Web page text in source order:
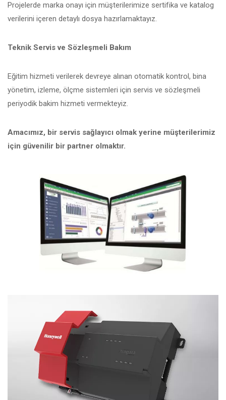
Projelerde marka onayı için müşterilerimize sertifika ve katalog
verilerini içeren detaylı dosya hazırlamaktayız.
Teknik Servis ve Sözleşmeli Bakım
Eğitim hizmeti verilerek devreye alınan otomatik kontrol, bina
yönetim, izleme, ölçme sistemleri için servis ve sözleşmeli
periyodik bakim hizmeti vermekteyiz.
Amacımız, bir servis sağlayıcı olmak yerine müşterilerimiz
için güvenilir bir partner olmaktır.